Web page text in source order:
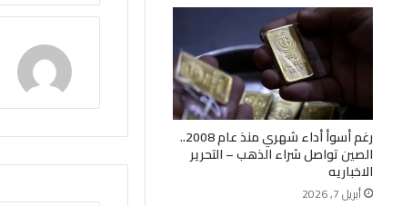
رغم أسوأ أداء شهري منذ عام 2008..
الصين تواصل شراء الذهب – التحرير
الاخباريه
أبريل 7, 2026